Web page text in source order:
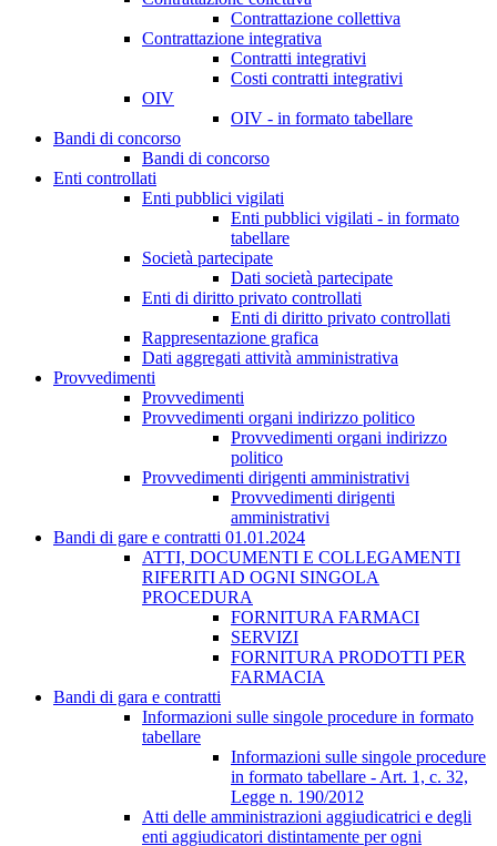
Contrattazione collettiva
Contrattazione integrativa
Contratti integrativi
Costi contratti integrativi
OIV
OIV - in formato tabellare
Bandi di concorso
Bandi di concorso
Enti controllati
Enti pubblici vigilati
Enti pubblici vigilati - in formato
tabellare
Società partecipate
Dati società partecipate
Enti di diritto privato controllati
Enti di diritto privato controllati
Rappresentazione grafica
Dati aggregati attività amministrativa
Provvedimenti
Provvedimenti
Provvedimenti organi indirizzo politico
Provvedimenti organi indirizzo
politico
Provvedimenti dirigenti amministrativi
Provvedimenti dirigenti
amministrativi
Bandi di gare e contratti 01.01.2024
ATTI, DOCUMENTI E COLLEGAMENTI
RIFERITI AD OGNI SINGOLA
PROCEDURA
FORNITURA FARMACI
SERVIZI
FORNITURA PRODOTTI PER
FARMACIA
Bandi di gara e contratti
Informazioni sulle singole procedure in formato
tabellare
Informazioni sulle singole procedure
in formato tabellare - Art. 1, c. 32,
Legge n. 190/2012
Atti delle amministrazioni aggiudicatrici e degli
enti aggiudicatori distintamente per ogni